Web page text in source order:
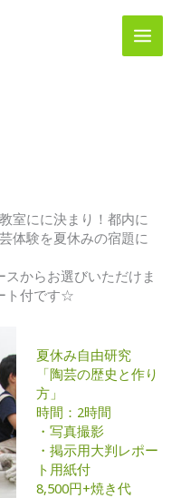
室にに決まり！都内に
体験を夏休みの宿題に
からお選びいただけま
ト付です☆
夏休み自由研究
「陶芸の歴史と作り
方」
時間：2時間
・写真撮影
・掲示用大判レポー
ト用紙付
8,500円+焼き代